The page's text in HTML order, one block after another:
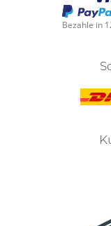
Bezahle in